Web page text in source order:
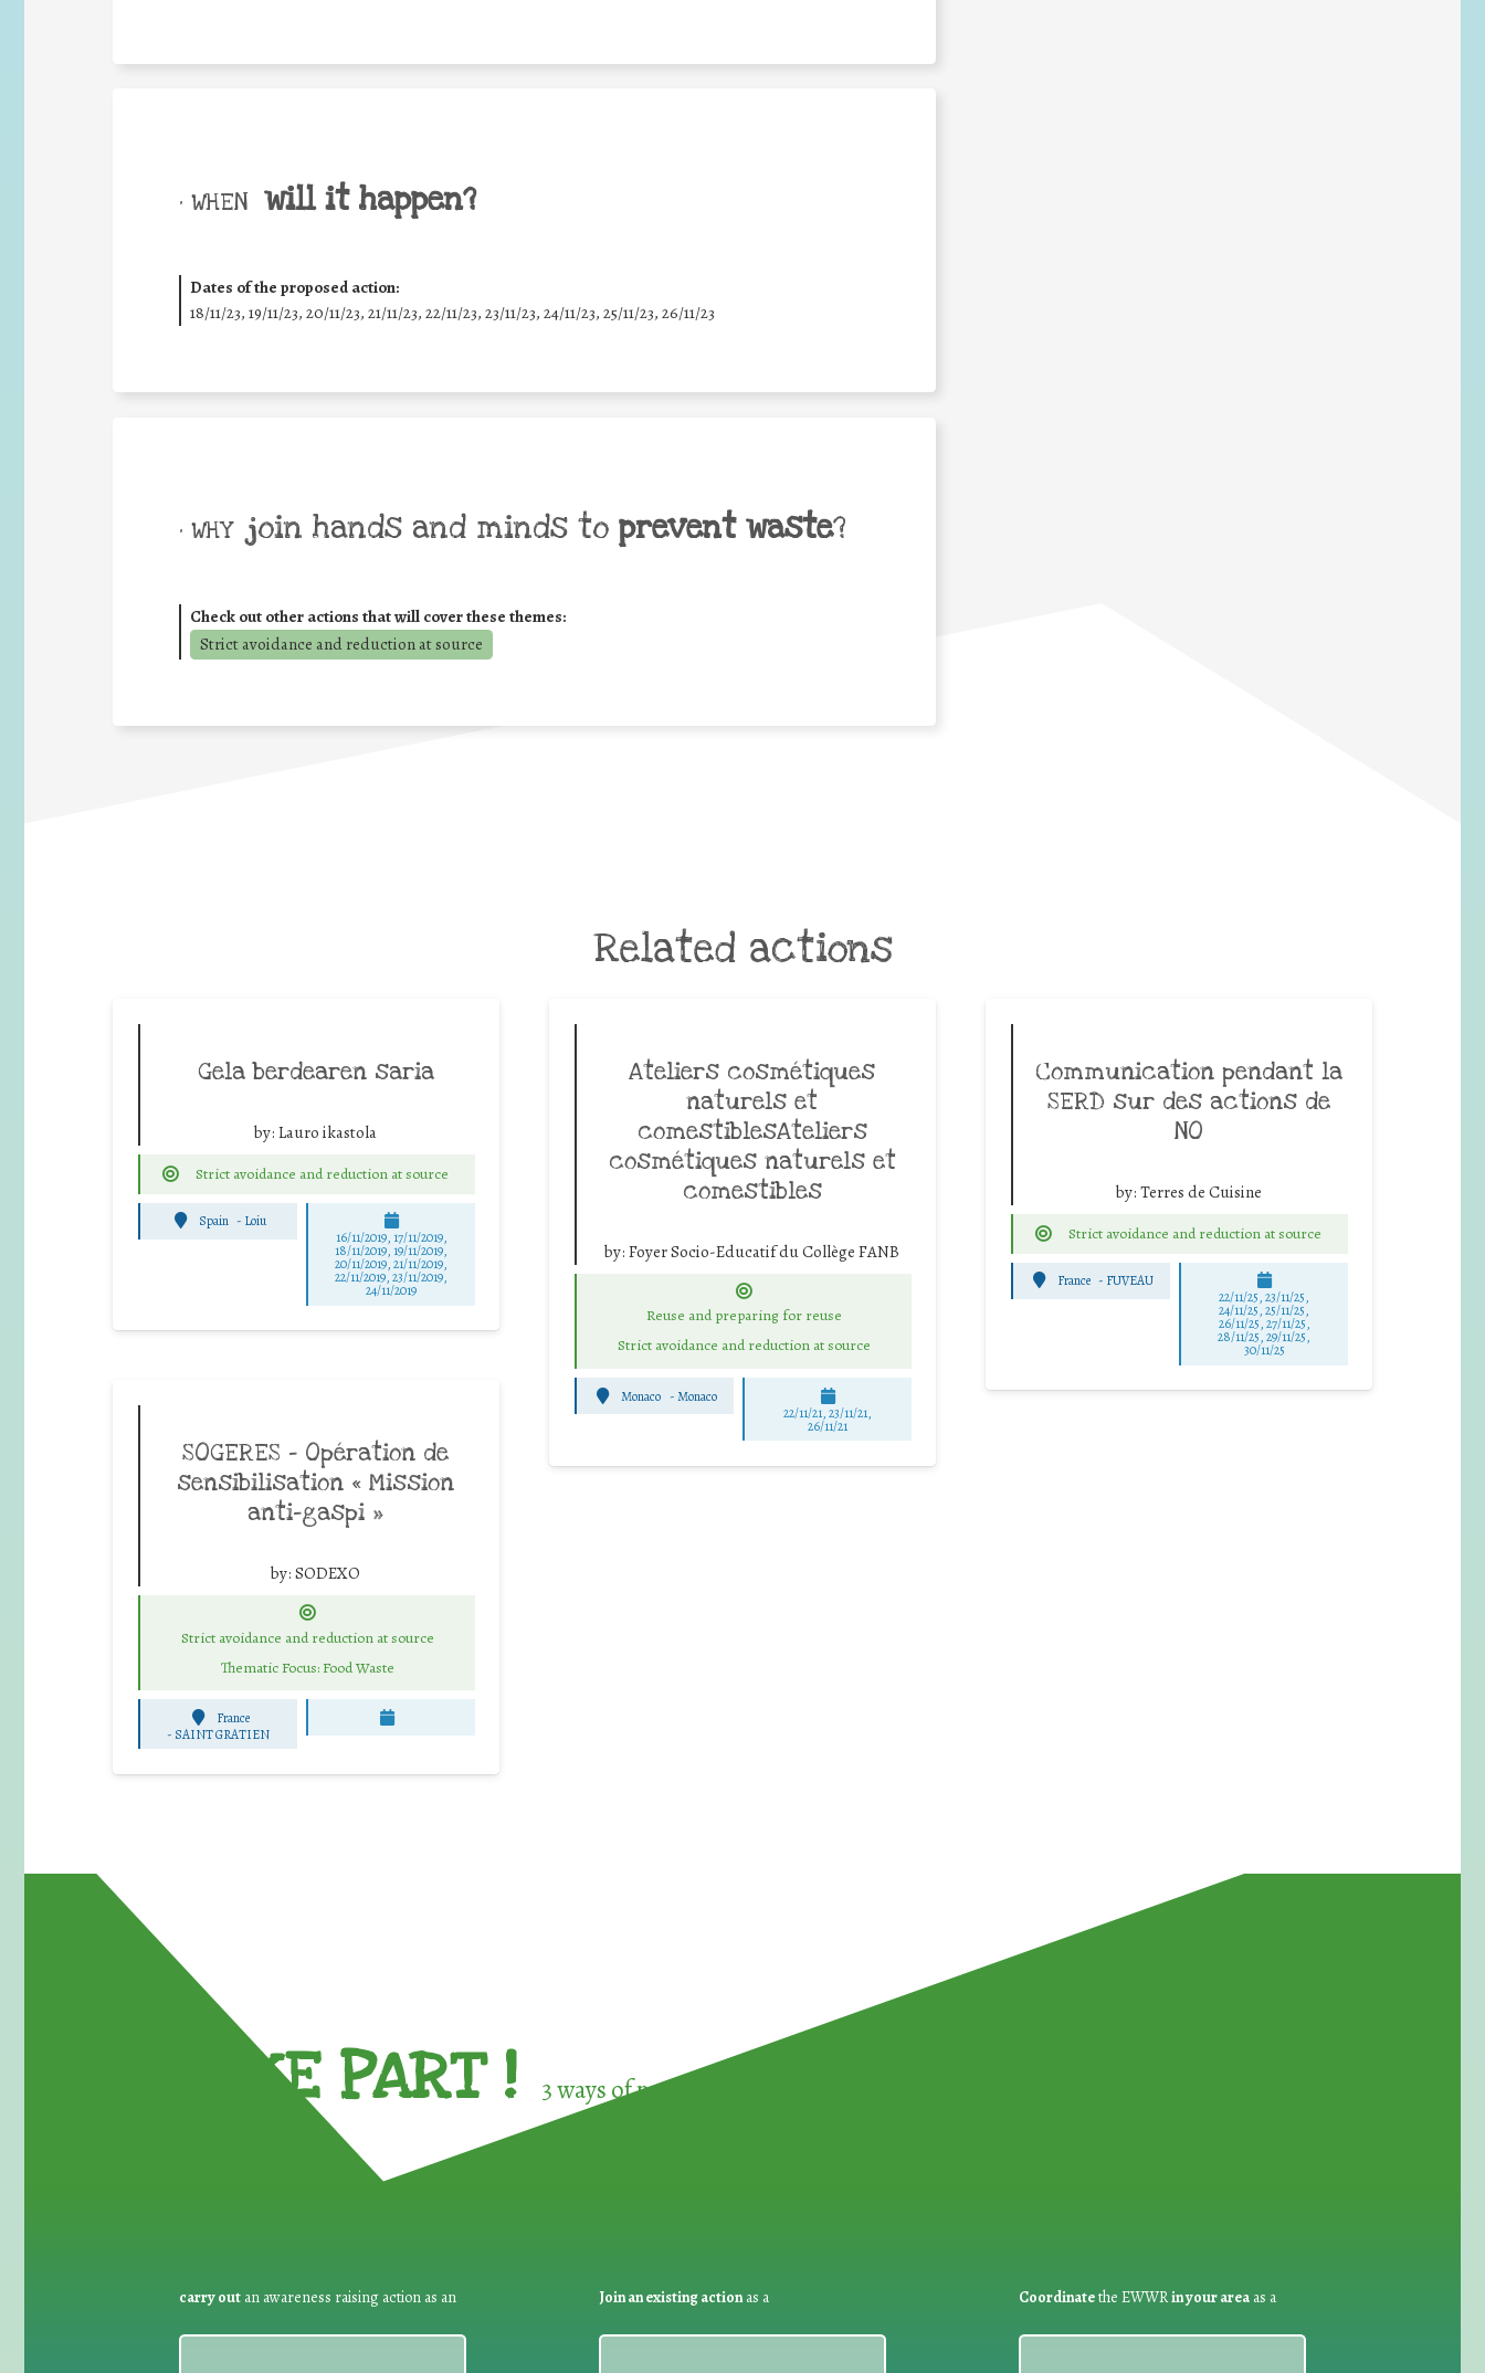
• WHEN will it happen?
Dates of the proposed action:
18/11/23, 19/11/23, 20/11/23, 21/11/23, 22/11/23, 23/11/23, 24/11/23, 25/11/23, 26/11/23
• WHY join hands and minds to prevent waste?
Check out other actions that will cover these themes:
Strict avoidance and reduction at source
Related actions
Gela berdearen saria
by: Lauro ikastola
Strict avoidance and reduction at source
Spain - Loiu
16/11/2019, 17/11/2019,
18/11/2019, 19/11/2019,
20/11/2019, 21/11/2019,
22/11/2019, 23/11/2019,
24/11/2019
Ateliers cosmétiques
naturels et
comestiblesAteliers
cosmétiques naturels et
comestibles
by: Foyer Socio-Educatif du Collège FANB
Reuse and preparing for reuse
Strict avoidance and reduction at source
Monaco -Monaco
22/11/21, 23/11/21,
26/11/21
Communication pendant la
SERD sur des actions de
NO
by: Terres de Cuisine
Strict avoidance and reduction at source
France - FUVEAU
22/11/25,23/11/25,
24/11/25,25/11/25,
26/11/25,27/11/25,
28/11/25,29/11/25,
30/11/25
SOGERES – Opération de
sensibilisation « Mission
anti-gaspi »
by: SODEXO
Strict avoidance and reduction at source
Thematic Focus: Food Waste
France
- SAINT GRATIEN
TAKE PART ! 3 ways of participating in the
carry out an awareness raising action as an Join an existing actionas a Coordinatethe EWWRin your areaas a